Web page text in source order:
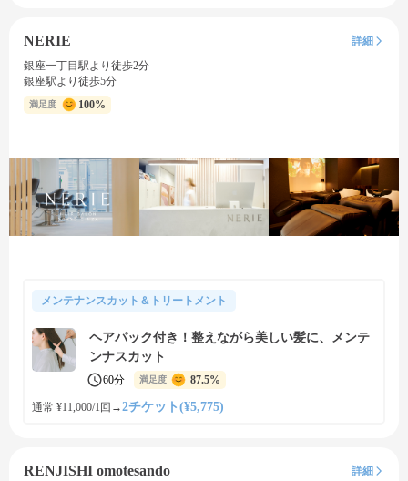
NERIE
詳細
銀座一丁目駅より徒歩2分
銀座駅より徒歩5分
満足度 100%
メンテナンスカット＆トリートメント
ヘアパック付き！整えながら美しい髪に、メンテ
ンナスカット
60分 満足度 87.5%
通常 ¥11,000/1回 →2チケット(¥5,775)
RENJISHI omotesando
詳細